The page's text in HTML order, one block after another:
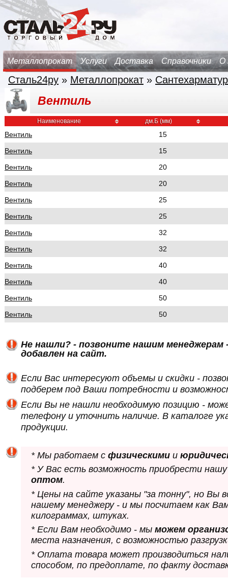
Металлопрокат Услуги Доставка Справочники О
Сталь24ру » Металлопрокат »
Вентиль
Наименование дм.Б (мм)
Вентиль
15
Вентиль
15
Вентиль
20
Вентиль
20
Вентиль
25
Вентиль
25
Вентиль
32
Вентиль
32
Вентиль
40
Вентиль
40
Вентиль
50
Вентиль
50
Не нашли? - позвоните нашим менеджерам
добавлен на сайт.
Если Вас интересуют объемы и скидки -
подберем под Ваши потребности и
Если Вы не нашли необходимую позицию -
телефону и уточнить наличие. В каталоге
продукции.
* Мы работаем с физическими и
* У Вас есть возможность приобрести
оптом.
* Цены на сайте указаны "за тонну", но Вы
нашему менеджеру - и мы посчитаем как
килограммах, штуках.
* Если Вам необходимо - мы можем
места назначения, с возможностью
* Оплата товара может производиться
способом, по предоплате, по факту